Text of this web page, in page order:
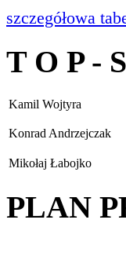
szczegółowa
T O P -
Kamil Wojtyra
Konrad Andrzejczak
Mikołaj Łabojko
PLAN